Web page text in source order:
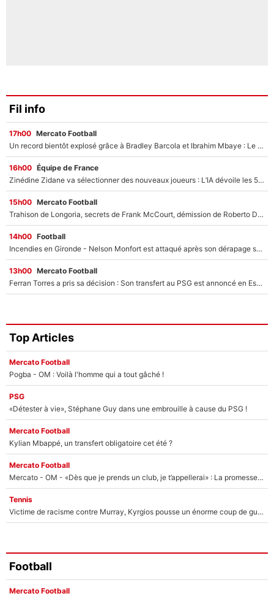
Fil info
17h00 Mercato Football
Un record bientôt explosé grâce à Bradley Barcola et Ibrahim Mbaye : Le PSG sur le point de réaliser un mercato historique ?
16h00 Équipe de France
Zinédine Zidane va sélectionner des nouveaux joueurs : L’IA dévoile les 5 cracks qui pourraient rapidement le rejoindre en équipe de France !
15h00 Mercato Football
Trahison de Longoria, secrets de Frank McCourt, démission de Roberto De Zerbi : Medhi Benatia se lâche sur son départ de l'OM et fait d'importantes révélations
14h00 Football
Incendies en Gironde - Nelson Monfort est attaqué après son dérapage sur CNews : «Et lui, il prend combien pour parler dans un studio climatisé?»
13h00 Mercato Football
Ferran Torres a pris sa décision : Son transfert au PSG est annoncé en Espagne !
Top Articles
Mercato Football
Pogba - OM : Voilà l'homme qui a tout gâché !
PSG
«Détester à vie», Stéphane Guy dans une embrouille à cause du PSG !
Mercato Football
Kylian Mbappé, un transfert obligatoire cet été ?
Mercato Football
Mercato - OM - «Dès que je prends un club, je t’appellerai» : La promesse de Marcelino au moment de claquer la porte
Tennis
Victime de racisme contre Murray, Kyrgios pousse un énorme coup de gueule !
Football
Mercato Football